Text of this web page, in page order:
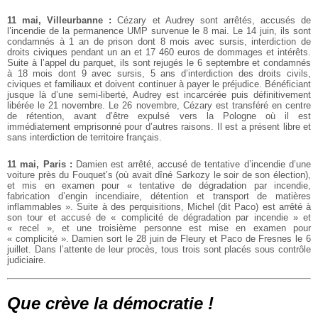
11 mai, Villeurbanne : Cézary et Audrey sont arrêtés, accusés de
l’incendie de la permanence UMP survenue le 8 mai. Le 14 juin, ils sont
condamnés à 1 an de prison dont 8 mois avec sursis, interdiction de
droits civiques pendant un an et 17 460 euros de dommages et intérêts.
Suite à l’appel du parquet, ils sont rejugés le 6 septembre et condamnés
à 18 mois dont 9 avec sursis, 5 ans d’interdiction des droits civils,
civiques et familiaux et doivent continuer à payer le préjudice. Bénéficiant
jusque là d’une semi-liberté, Audrey est incarcérée puis définitivement
libérée le 21 novembre. Le 26 novembre, Cézary est transféré en centre
de rétention, avant d’être expulsé vers la Pologne où il est
immédiatement emprisonné pour d’autres raisons. Il est a présent libre et
sans interdiction de territoire français.
11 mai, Paris : Damien est arrêté, accusé de tentative d’incendie d’une
voiture près du Fouquet’s (où avait dîné Sarkozy le soir de son élection),
et mis en examen pour « tentative de dégradation par incendie,
fabrication d’engin incendiaire, détention et transport de matières
inflammables ». Suite à des perquisitions, Michel (dit Paco) est arrêté à
son tour et accusé de « complicité de dégradation par incendie » et
« recel », et une troisième personne est mise en examen pour
« complicité ». Damien sort le 28 juin de Fleury et Paco de Fresnes le 6
juillet. Dans l’attente de leur procès, tous trois sont placés sous contrôle
judiciaire.
Que crève la démocratie !